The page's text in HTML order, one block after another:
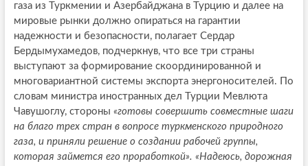
газа из Туркмении и Азербайджана в Турцию и далее на
мировые рынки должно опираться на гарантии
надежности и безопасности, полагает Сердар
Бердымухамедов, подчеркнув, что все три страны
выступают за формирование скоординированной и
многовариантной системы экспорта энергоносителей. По
словам министра иностранных дел Турции Мевлюта
Чавушоглу, стороны «готовы совершить совместные шаги
на благо трех стран в вопросе туркменского природного
газа, и приняли решение о создании рабочей группы,
которая займется его проработкой». «Надеюсь, дорожная